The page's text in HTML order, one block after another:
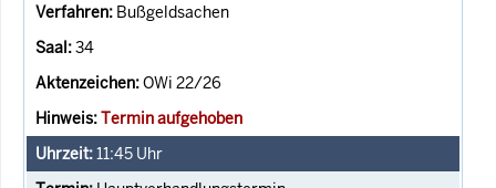
Bußgeldsachen
34
OWi 22/26
Termin aufgehoben
11:45 Uhr